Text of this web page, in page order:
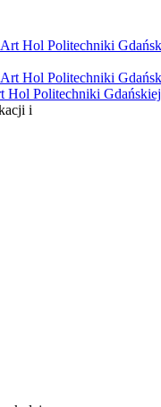
Hol Politechniki Gdańskiej
i